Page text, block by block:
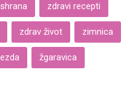
zdravi recepti
zdrav život zimnica
žgaravica